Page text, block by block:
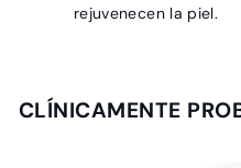
rejuvenecen la piel.
CLÍNICAMENTE